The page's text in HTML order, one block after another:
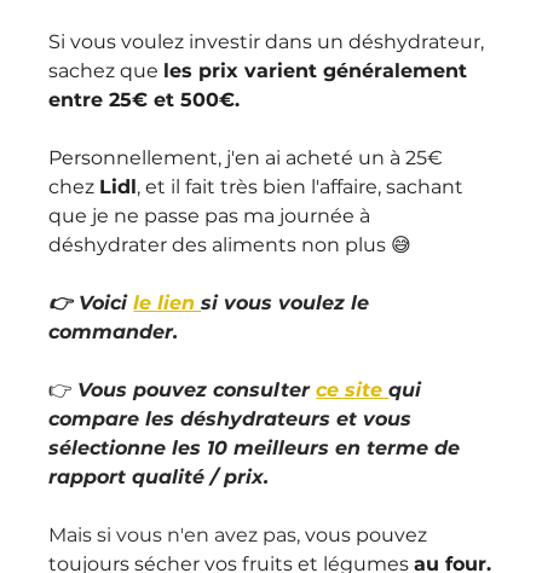
Si vous voulez investir dans un déshydrateur,
sachez que les prix varient généralement
entre 25€ et 500€.
Personnellement, j'en ai acheté un à 25€
chez Lidl, et il fait très bien l'affaire, sachant
que je ne passe pas ma journée à
déshydrater des aliments non plus 😅
👉 Voici le lien si vous voulez le
commander.
👉 Vous pouvez consulter ce site qui
compare les déshydrateurs et vous
sélectionne les 10 meilleurs en terme de
rapport qualité / prix.
Mais si vous n'en avez pas, vous pouvez
toujours sécher vos fruits et légumes au four.